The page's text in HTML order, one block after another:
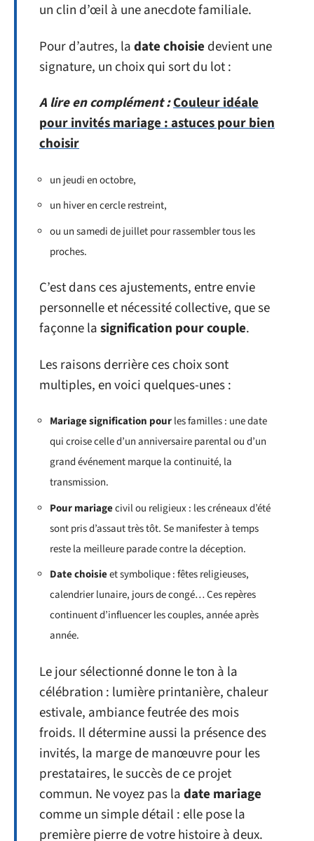
un clin d’œil à une anecdote familiale.
Pour d’autres, ladate choisie devient une
signature, un choix qui sort du lot :
A lire en complément :Couleur idéale
pour invités mariage : astuces pour bien
choisir
un jeudi en octobre,
un hiver en cercle restreint,
ou un samedi de juillet pour rassembler tous les
proches.
C’est dans ces ajustements, entre envie
personnelle et nécessité collective, que se
façonne lasignification pour couple.
Les raisons derrière ces choix sont
multiples, en voici quelques-unes :
Mariage signification pourles familles : une date
qui croise celle d’un anniversaire parental ou d’un
grand événement marque la continuité, la
transmission.
Pour mariagecivil ou religieux : les créneaux d’été
sont pris d’assaut très tôt. Se manifester à temps
reste la meilleure parade contre la déception.
Date choisieet symbolique : fêtes religieuses,
calendrier lunaire, jours de congé… Ces repères
continuent d’influencer les couples, année après
année.
Le jour sélectionné donne le ton à la
célébration : lumière printanière, chaleur
estivale, ambiance feutrée des mois
froids. Il détermine aussi la présence des
invités, la marge de manœuvre pour les
prestataires, le succès de ce projet
commun. Ne voyez pas ladate mariage
comme un simple détail : elle pose la
première pierre de votre histoire à deux.